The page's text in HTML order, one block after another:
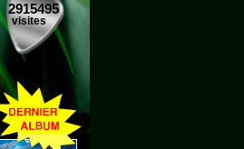
2915495
visites